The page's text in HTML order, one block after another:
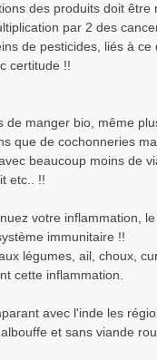
des produits doit être
par 2 des
de pesticides, liés à ce
certitude !!
de manger bio, même
que de cochonneries
beaucoup moins de
etc.. !!
votre inflammation,
immunitaire !!
légumes, ail, choux,
cette inflammation.
avec l'inde les
et sans viande